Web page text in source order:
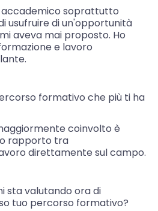
accademico soprattutto
usufruire di un'opportunità
aveva mai proposto. Ho
e lavoro
formativo che più ti ha
coinvolto è
rapporto tra
direttamente sul campo.
sta valutando ora di
tuo percorso formativo?